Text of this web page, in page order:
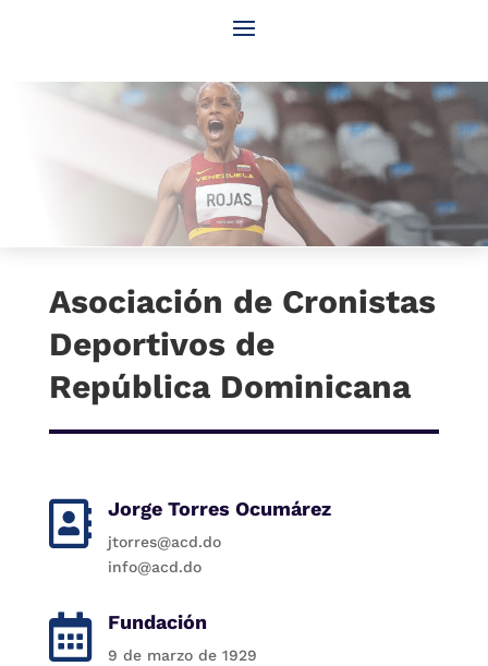
Asociación de Cronistas
Deportivos de
República Dominicana
 Jorge Torres Ocumárez
jtorres@acd.do
info@acd.do
 Fundación
9 de marzo de 1929